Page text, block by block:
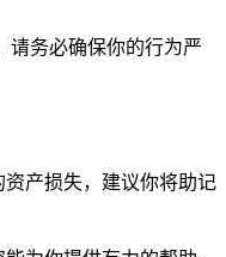
请务必确保你的行为严
产损失，建议你将助记